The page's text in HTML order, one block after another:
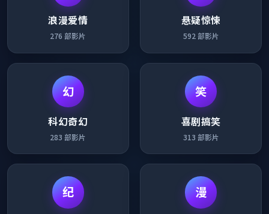
浪漫爱情
276 部影片
悬疑惊悚
592 部影片
幻
科幻奇幻
283 部影片
笑
喜剧搞笑
313 部影片
纪 漫